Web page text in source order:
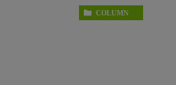
COLUMN